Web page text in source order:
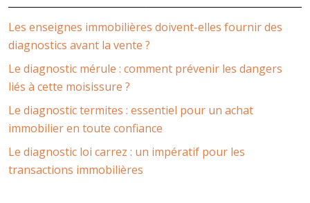
Les enseignes immobilières doivent-elles fournir des
diagnostics avant la vente ?
Le diagnostic mérule : comment prévenir les dangers
liés à cette moisissure ?
Le diagnostic termites : essentiel pour un achat
immobilier en toute confiance
Le diagnostic loi carrez : un impératif pour les
transactions immobilières